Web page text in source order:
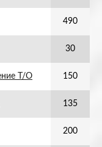
490
30
Т/О 150
135
200